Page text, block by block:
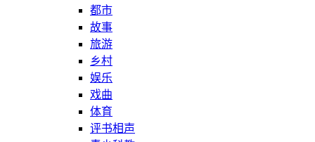
都市
故事
旅游
乡村
娱乐
戏曲
体育
评书相声